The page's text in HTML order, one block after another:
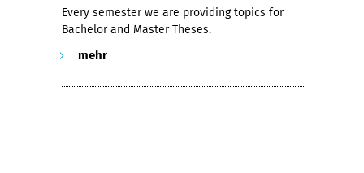
Every semester we are providing topics for
Bachelor and Master Theses.
mehr